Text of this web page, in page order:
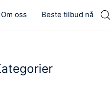
Om oss Beste tilbud nå